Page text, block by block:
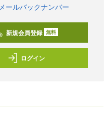
メールバックナンバー
新規会員登録 無料
ログイン